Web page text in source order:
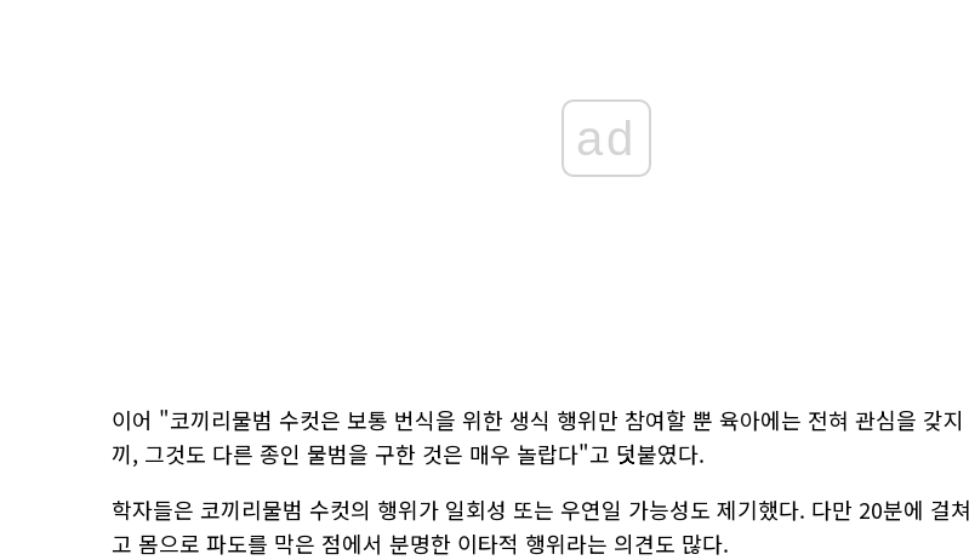
ad
이어 "코끼리물범 수컷은 보통 번식을 위한 생식 행위만 참여할 뿐 육아에는 전혀 관심을 갖
끼, 그것도 다른 종인 물범을 구한 것은 매우 놀랍다"고 덧붙였다.
학자들은 코끼리물범 수컷의 행위가 일회성 또는 우연일 가능성도 제기했다. 다만 20분에 걸
고 몸으로 파도를 막은 점에서 분명한 이타적 행위라는 의견도 많다.